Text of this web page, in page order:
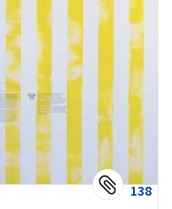
138